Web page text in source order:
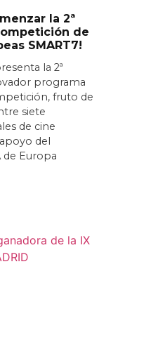
la 2ª
de
SMART7!
la 2ª
programa
fruto de
siete
de cine
del
de Europa